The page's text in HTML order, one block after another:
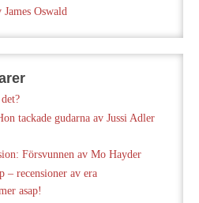
Oswald
tackade gudarna av Jussi Adler
Försvunnen av Mo Hayder
– recensioner av era
asap!